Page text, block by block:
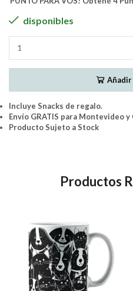
disponibles
Incluye Snacks de regalo.
Envío GRATIS para Montevideo
Producto Sujeto a Stock
Productos